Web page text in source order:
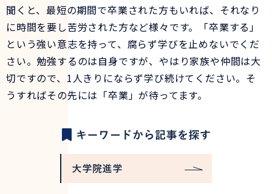
聞くと、最短の期間で卒業された方もいれば、それなり
に時間を要し苦労された方など様々です。「卒業する」
という強い意志を持って、腐らず学びを止めないでくだ
さい。勉強するのは自身ですが、やはり家族や仲間は大
切ですので、1人きりにならず学び続けてください。そ
うすればその先には「卒業」が待ってます。